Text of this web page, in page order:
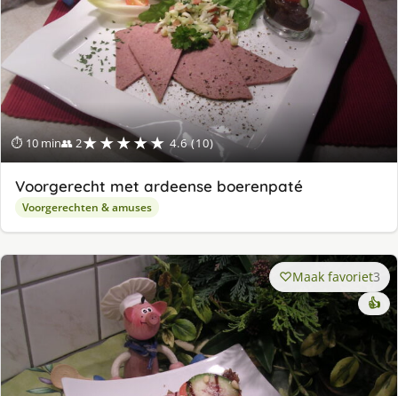
⏱ 10 min👥 2★★★★★ 4.6 (10)
Voorgerecht met ardeense boerenpaté
Voorgerechten & amuses
Maak favoriet3
👍